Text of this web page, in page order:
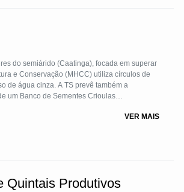
do semiárido (Caatinga), focada em superar
e Conservação (MHCC) utiliza círculos de
de água cinza. A TS prevê também a
um Banco de Sementes Crioulas
pelo Kit de Formação didático eVER MAIS
Quintais Produtivos